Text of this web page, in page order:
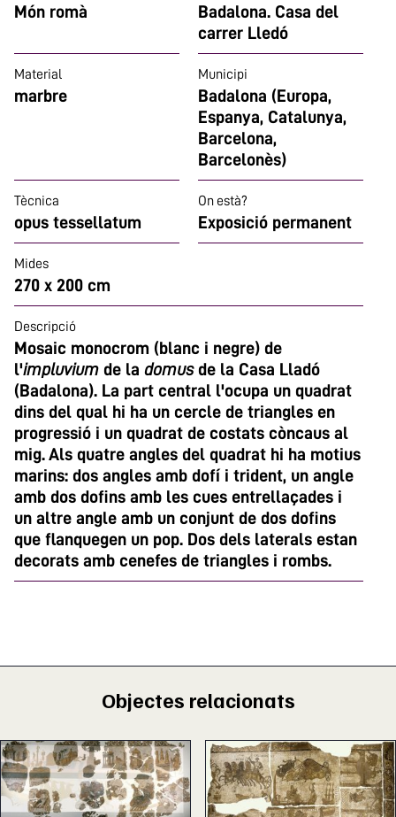
Món romà
Badalona. Casa del
carrer Lledó
Material
marbre
Municipi
Badalona (Europa,
Espanya, Catalunya,
Barcelona,
Barcelonès)
Tècnica
opus tessellatum
On està?
Exposició permanent
Mides
270 x 200 cm
Descripció
Mosaic monocrom (blanc i negre) de
l'impluvium de la domusde la Casa Lladó
(Badalona). La part central l'ocupa un quadrat
dins del qual hi ha un cercle de triangles en
progressió i un quadrat de costats còncaus al
mig. Als quatre angles del quadrat hi ha motius
marins: dos angles amb dofí i trident, un angle
amb dos dofins amb les cues entrellaçades i
un altre angle amb un conjunt de dos dofins
que flanquegen un pop. Dos dels laterals estan
decorats amb cenefes de triangles i rombs.
Objectes relacionats